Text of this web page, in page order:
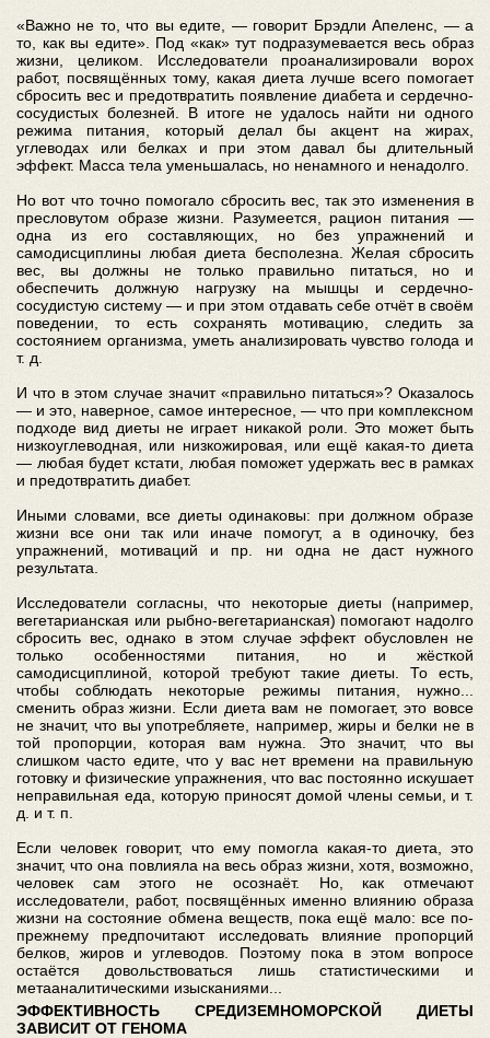
«Важно не то, что вы едите, — говорит Брэдли Апеленс, — а
то, как вы едите». Под «как» тут подразумевается весь образ
жизни, целиком. Исследователи проанализировали ворох
работ, посвящённых тому, какая диета лучше всего помогает
сбросить вес и предотвратить появление диабета и сердечно-
сосудистых болезней. В итоге не удалось найти ни одного
режима питания, который делал бы акцент на жирах,
углеводах или белках и при этом давал бы длительный
эффект. Масса тела уменьшалась, но ненамного и ненадолго.
Но вот что точно помогало сбросить вес, так это изменения в
пресловутом образе жизни. Разумеется, рацион питания —
одна из его составляющих, но без упражнений и
самодисциплины любая диета бесполезна. Желая сбросить
вес, вы должны не только правильно питаться, но и
обеспечить должную нагрузку на мышцы и сердечно-
сосудистую систему — и при этом отдавать себе отчёт в своём
поведении, то есть сохранять мотивацию, следить за
состоянием организма, уметь анализировать чувство голода и
т. д.
И что в этом случае значит «правильно питаться»? Оказалось
— и это, наверное, самое интересное, — что при комплексном
подходе вид диеты не играет никакой роли. Это может быть
низкоуглеводная, или низкожировая, или ещё какая-то диета
— любая будет кстати, любая поможет удержать вес в рамках
и предотвратить диабет.
Иными словами, все диеты одинаковы: при должном образе
жизни все они так или иначе помогут, а в одиночку, без
упражнений, мотиваций и пр. ни одна не даст нужного
результата.
Исследователи согласны, что некоторые диеты (например,
вегетарианская или рыбно-вегетарианская) помогают надолго
сбросить вес, однако в этом случае эффект обусловлен не
только особенностями питания, но и жёсткой
самодисциплиной, которой требуют такие диеты. То есть,
чтобы соблюдать некоторые режимы питания, нужно...
сменить образ жизни. Если диета вам не помогает, это вовсе
не значит, что вы употребляете, например, жиры и белки не в
той пропорции, которая вам нужна. Это значит, что вы
слишком часто едите, что у вас нет времени на правильную
готовку и физические упражнения, что вас постоянно искушает
неправильная еда, которую приносят домой члены семьи, и т.
д. и т. п.
Если человек говорит, что ему помогла какая-то диета, это
значит, что она повлияла на весь образ жизни, хотя, возможно,
человек сам этого не осознаёт. Но, как отмечают
исследователи, работ, посвящённых именно влиянию образа
жизни на состояние обмена веществ, пока ещё мало: все по-
прежнему предпочитают исследовать влияние пропорций
белков, жиров и углеводов. Поэтому пока в этом вопросе
остаётся довольствоваться лишь статистическими и
метааналитическими изысканиями...
ЭФФЕКТИВНОСТЬ СРЕДИЗЕМНОМОРСКОЙ ДИЕТЫ
ЗАВИСИТ ОТ ГЕНОМА